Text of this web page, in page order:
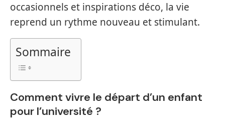
occasionnels et inspirations déco, la vie
reprend un rythme nouveau et stimulant.
Sommaire
Comment vivre le départ d’un enfant
pour l’université ?